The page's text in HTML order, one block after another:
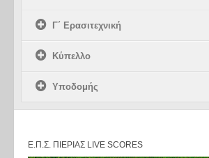
Γ΄ Ερασιτεχνική
Κύπελλο
Υποδομής
Ε.Π.Σ. ΠΙΕΡΊΑΣ LIVE SCORES